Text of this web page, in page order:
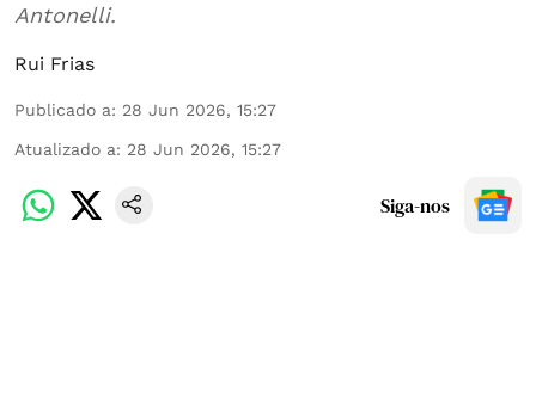
Antonelli.
Rui Frias
Publicado a: 28 Jun 2026, 15:27
Atualizado a: 28 Jun 2026, 15:27
Siga-nos